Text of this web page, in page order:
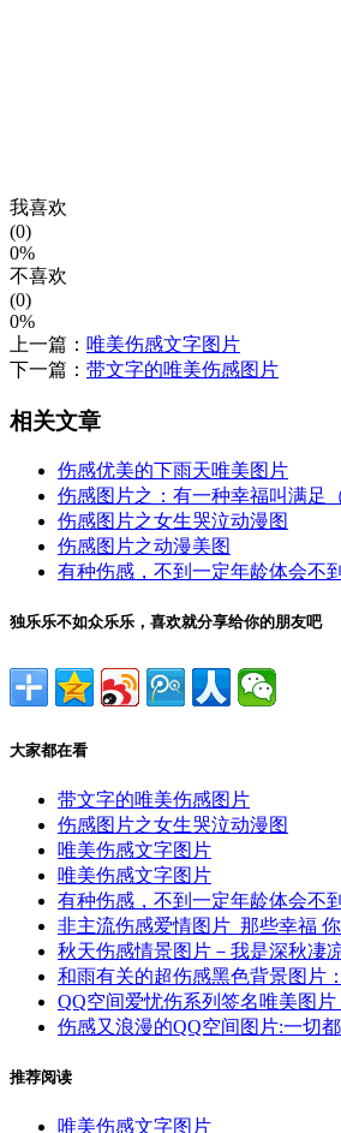
我喜欢
(0)
0%
不喜欢
(0)
0%
上一篇： 唯美伤感文字图片
下一篇： 带文字的唯美伤感图片
相关文章
伤感优美的下雨天唯美图片
伤感图片之：有一种幸福叫满足
伤感图片之女生哭泣动漫图
伤感图片之动漫美图
有种伤感，不到一定年龄体会不
独乐乐不如众乐乐，喜欢就分享给你的朋友吧
大家都在看
带文字的唯美伤感图片
伤感图片之女生哭泣动漫图
唯美伤感文字图片
唯美伤感文字图片
有种伤感，不到一定年龄体会不
非主流伤感爱情图片_那些幸福
秋天伤感情景图片－我是深秋凄
和雨有关的超伤感黑色背景图片
QQ空间爱忧伤系列签名唯美图片
伤感又浪漫的QQ空间图片:一切
推荐阅读
唯美伤感文字图片